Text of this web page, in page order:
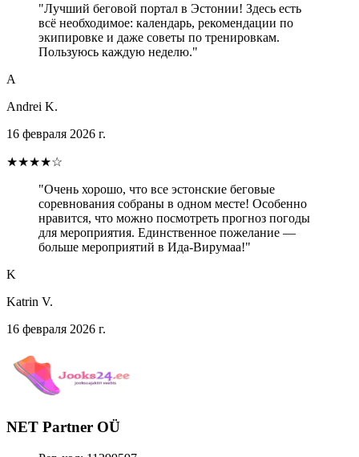
"Лучший беговой портал в Эстонии! Здесь есть
всё необходимое: календарь, рекомендации по
экипировке и даже советы по тренировкам.
Пользуюсь каждую неделю."
A
Andrei K.
16 февраля 2026 г.
★★★★☆
"Очень хорошо, что все эстонские беговые
соревнования собраны в одном месте! Особенно
нравится, что можно посмотреть прогноз погоды
для мероприятия. Единственное пожелание —
больше мероприятий в Ида-Вирумаа!"
K
Katrin V.
16 февраля 2026 г.
NET Partner OÜ